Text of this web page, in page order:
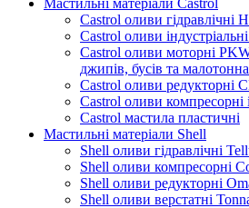
Мастильні матеріали Castrol
Castrol оливи гідравлічні
Castrol оливи
Castrol оливи моторні
джипів, бусів та
Castrol оливи редукторні
Castrol оливи компресорні
Castrol мастила пластичні
Мастильні матеріали Shell
Shell оливи гідравлічні
Shell оливи компресорні
Shell оливи редукторні
Shell оливи верстатні